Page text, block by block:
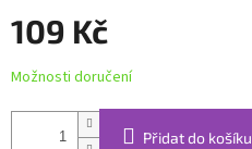
109 Kč
Měrná
cena:
Možnosti doručení
Přidat do košíku